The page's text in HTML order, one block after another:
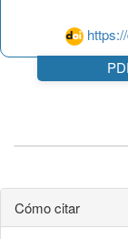
Cómo citar